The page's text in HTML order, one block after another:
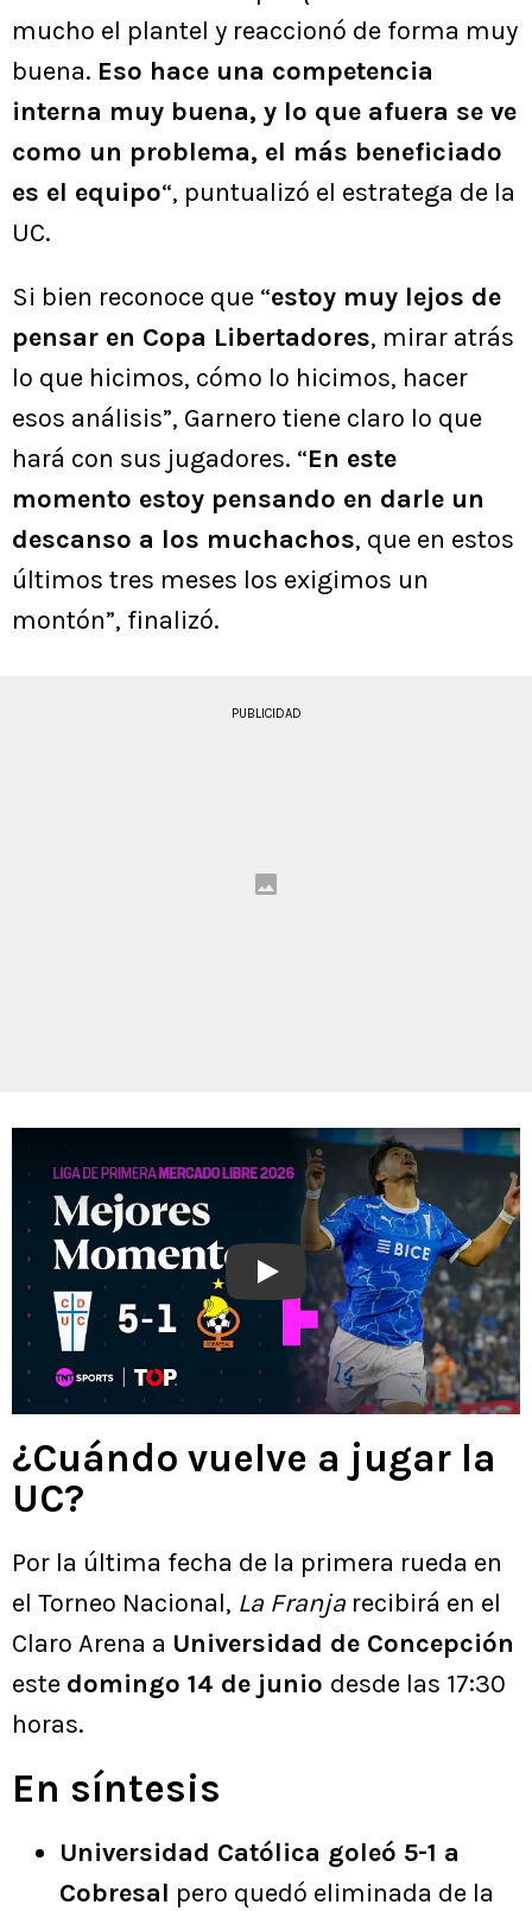
mucho el plantel y reaccionó de forma muy
buena. Eso hace una competencia
interna muy buena, y lo que afuera se ve
como un problema, el más beneficiado
es el equipo“, puntualizó el estratega de la
UC.
Si bien reconoce que “estoy muy lejos de
pensar en Copa Libertadores, mirar atrás
lo que hicimos, cómo lo hicimos, hacer
esos análisis”, Garnero tiene claro lo que
hará con sus jugadores. “En este
momento estoy pensando en darle un
descanso a los muchachos, que en estos
últimos tres meses los exigimos un
montón”, finalizó.
PUBLICIDAD
Play
¿Cuándo vuelve a jugar la
UC?
Por la última fecha de la primera rueda en
el Torneo Nacional, La Franja recibirá en el
Claro Arena a Universidad de Concepción
este domingo 14 de junio desde las 17:30
horas.
En síntesis
Universidad Católica goleó 5-1 a
Cobresal pero quedó eliminada de la